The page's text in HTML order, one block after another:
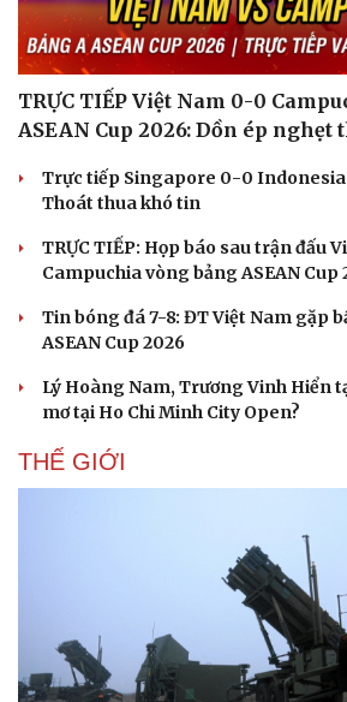
TRỰC TIẾP Việt Nam 0-0
ASEAN Cup 2026: Dồn ép nghẹt
Trực tiếp Singapore 0-0 Indonesia
Thoát thua khó tin
TRỰC TIẾP: Họp báo sau trận đấu
Campuchia vòng bảng ASEAN Cup
Tin bóng đá 7-8: ĐT Việt Nam gặp
ASEAN Cup 2026
Lý Hoàng Nam, Trương Vinh Hiển
mơ tại Ho Chi Minh City Open?
THẾ GIỚI